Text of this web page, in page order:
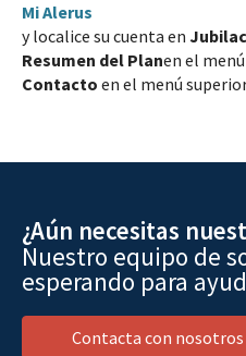
Mi Alerus
y localice su cuenta en
Resumen del Planen el
Contacto en el menú
¿Aún necesitas
Nuestro equipo de
esperando para
Contacta con nosotros